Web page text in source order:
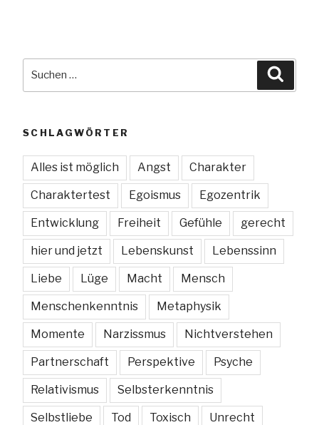
nach:
SCHLAGWÖRTER
Alles ist möglich Angst Charakter
Charaktertest Egoismus Egozentrik
Entwicklung Freiheit Gefühle gerecht
hier und jetzt Lebenskunst Lebenssinn
Liebe Lüge Macht Mensch
Menschenkenntnis Metaphysik
Momente Narzissmus Nichtverstehen
Partnerschaft Perspektive Psyche
Relativismus Selbsterkenntnis
Selbstliebe Tod Toxisch Unrecht